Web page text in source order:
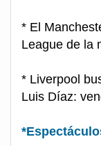
* El
League de la
* Liverpool
Luis Díaz: